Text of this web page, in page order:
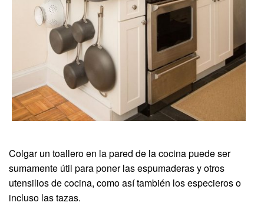
Colgar un toallero en la pared de la cocina puede ser
sumamente útil para poner las espumaderas y otros
utensilios de cocina, como así también los especieros o
incluso las tazas.